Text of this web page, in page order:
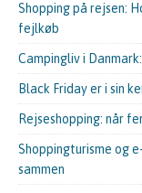
Shopping på rejsen:
fejlkøb
Campingliv i
Black Friday er i sin
Rejseshopping: når
Shoppingturisme og
sammen